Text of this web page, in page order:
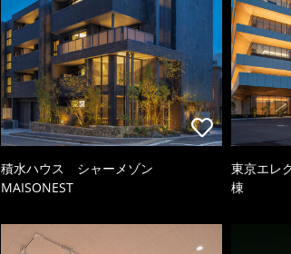
積水ハウス シャーメゾン
MAISONEST
東京エレ
棟